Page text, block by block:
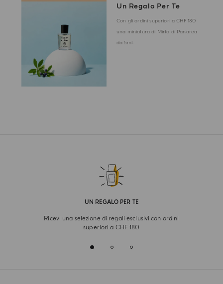
Un Regalo Per Te
Con gli ordini superiori a CHF 180
una miniatura di Mirto di Panarea
da 5ml.
UN REGALO PER TE
Ricevi una selezione di regali esclusivi con ordini
superiori a CHF 180